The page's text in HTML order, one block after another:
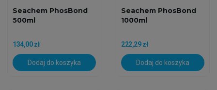
Seachem PhosBond
500ml
134,00 zł
Dodaj do koszyka
Seachem PhosBond
1000ml
222,29 zł
Dodaj do koszyka